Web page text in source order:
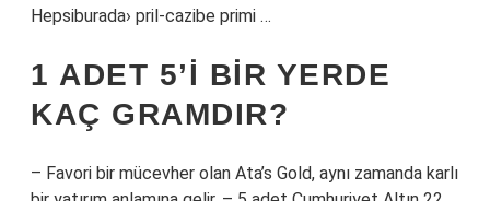
Hepsiburada› pril-cazibe primi …
1 ADET 5’I BIR YERDE
KAÇ GRAMDIR?
– Favori bir mücevher olan Ata’s Gold, aynı zamanda karlı